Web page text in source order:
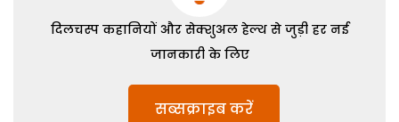
दिलचस्प कहानियों और सेक्शुअल हेल्थ से जुड़ी हर नई
जानकारी के लिए
सब्सक्राइब करें